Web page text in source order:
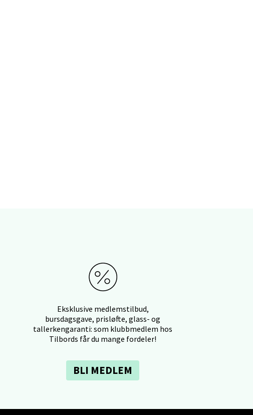
Eksklusive medlemstilbud,
bursdagsgave, prisløfte, glass- og
tallerkengaranti: som klubbmedlem hos
Tilbords får du mange fordeler!
BLI MEDLEM